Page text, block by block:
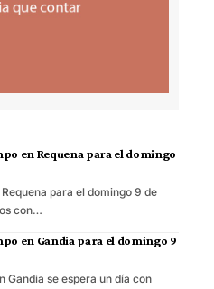
en Requena para el domingo
para el domingo 9 de
con…
en Gandia para el domingo 9
Gandia se espera un día con